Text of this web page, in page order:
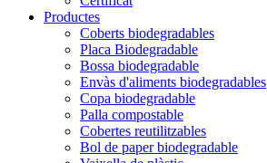
Productes
Coberts biodegradables
Placa Biodegradable
Bossa biodegradable
Envàs d'aliments biodegradables
Copa biodegradable
Palla compostable
Cobertes reutilitzables
Bol de paper biodegradable